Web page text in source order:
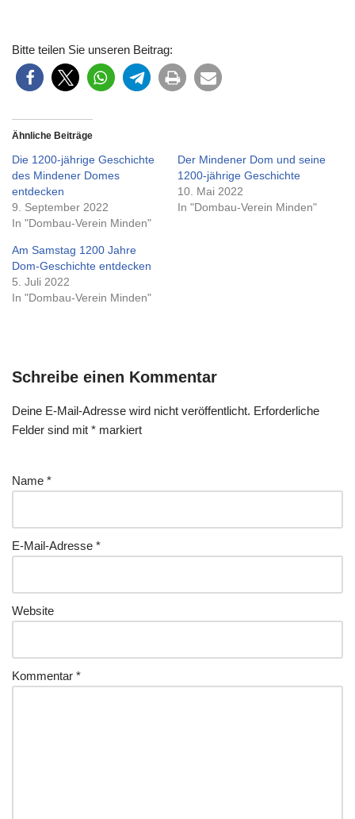
Bitte teilen Sie unseren Beitrag:
Ähnliche Beiträge
Die 1200-jährige Geschichte
des Mindener Domes
entdecken
9. September 2022
In "Dombau-Verein Minden"
Der Mindener Dom und seine
1200-jährige Geschichte
10. Mai 2022
In "Dombau-Verein Minden"
Am Samstag 1200 Jahre
Dom-Geschichte entdecken
5. Juli 2022
In "Dombau-Verein Minden"
Schreibe einen Kommentar
Deine E-Mail-Adresse wird nicht veröffentlicht. Erforderliche
Felder sind mit * markiert
Name *
E-Mail-Adresse *
Website
Kommentar *